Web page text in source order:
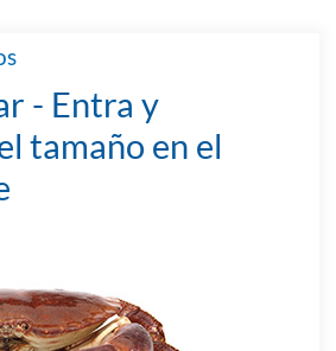
- Entra y
tamaño en el